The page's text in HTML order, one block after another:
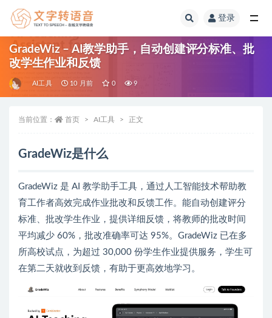
登录
GradeWiz – AI教学助手，自动创建评分标准、批
改学生作业和反馈
AI工具 10 月前 0 9
当前位置： 首页 AI工具 正文
GradeWiz是什么
GradeWiz 是 AI 教学助手工具，通过人工智能技术帮助教
育工作者高效完成作业批改和反馈工作。能自动创建评分
标准、批改学生作业，提供详细反馈，将教师的批改时间
平均减少 60%，批改准确率可达 95%。GradeWiz 已在多
所高校试点，为超过 30,000 份学生作业提供服务，学生可
在第二天就收到反馈，有助于更高效地学习。